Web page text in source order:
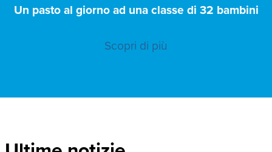
Un pasto al giorno ad una classe di 32 bambini
Scopri di più